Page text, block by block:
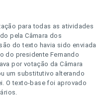
para todas as atividades
pela Câmara dos
do texto havia sido enviada
do presidente Fernando
por votação da Câmara
um substitutivo alterando
O texto-base foi aprovado